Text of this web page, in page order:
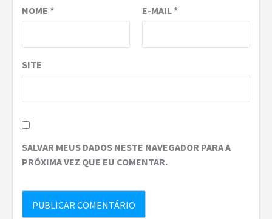
NOME * E-MAIL*
SITE
SALVAR MEUS DADOS NESTE NAVEGADOR PARA A
PRÓXIMA VEZ QUE EU COMENTAR.